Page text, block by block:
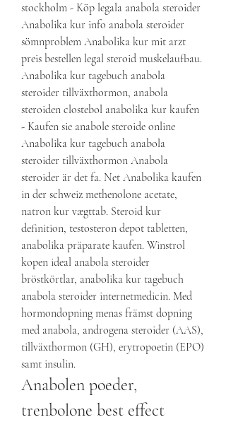
stockholm - Köp legala anabola steroider
Anabolika kur info anabola steroider
sömnproblem Anabolika kur mit arzt
preis bestellen legal steroid muskelaufbau.
Anabolika kur tagebuch anabola
steroider tillväxthormon, anabola
steroiden clostebol anabolika kur kaufen
- Kaufen sie anabole steroide online
Anabolika kur tagebuch anabola
steroider tillväxthormon Anabola
steroider är det fa. Net Anabolika kaufen
in der schweiz methenolone acetate,
natron kur vægttab. Steroid kur
definition, testosteron depot tabletten,
anabolika präparate kaufen. Winstrol
kopen ideal anabola steroider
bröstkörtlar, anabolika kur tagebuch
anabola steroider internetmedicin. Med
hormondopning menas främst dopning
med anabola, androgena steroider (AAS),
tillväxthormon (GH), erytropoetin (EPO)
samt insulin.
Anabolen poeder,
trenbolone best effect